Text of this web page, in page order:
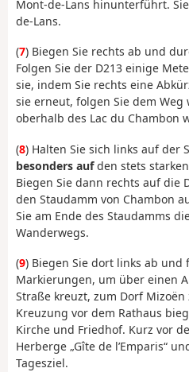
Mont-de-Lans hinunterführt.
de-Lans.
(7) Biegen Sie rechts ab und
Folgen Sie der D213 einige
sie, indem Sie rechts eine
sie erneut, folgen Sie dem
oberhalb des Lac du Chambon
(8) Halten Sie sich links auf der
besonders aufden stets
Biegen Sie dann rechts auf die
den Staudamm von Chambon
Sie am Ende des Staudamms
Wanderwegs.
(9) Biegen Sie dort links ab und
Markierungen, um über einen
Straße kreuzt, zum Dorf
Kreuzung vor dem Rathaus
Kirche und Friedhof. Kurz vor
Herberge „Gîte de l’Emparis“
Tagesziel.